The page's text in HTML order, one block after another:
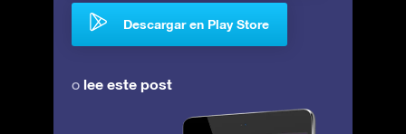
Descargar en Play Store
o lee este post